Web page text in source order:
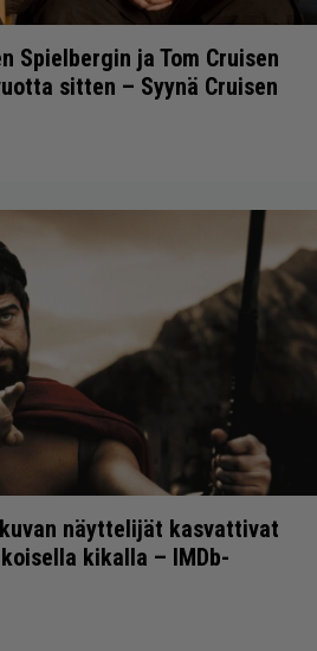
Spielbergin ja Tom Cruisen
sitten – Syynä Cruisen
näyttelijät kasvattivat
kikalla – IMDb-